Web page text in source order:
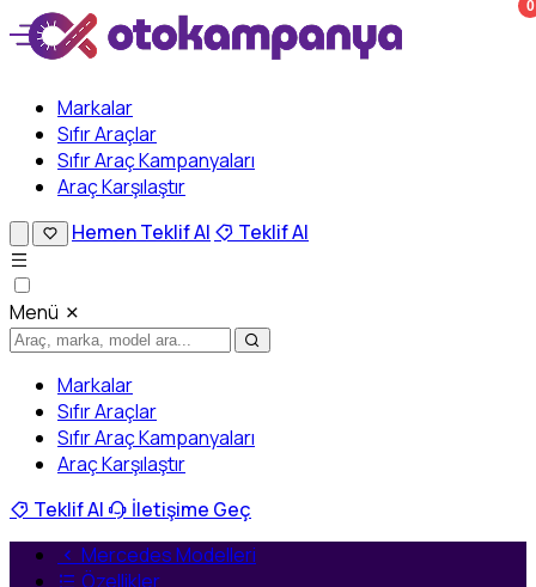
Markalar
Sıfır Araçlar
Sıfır Araç Kampanyaları
Araç Karşılaştır
0
Hemen Teklif Al Teklif Al
Menü
Markalar
Sıfır Araçlar
Sıfır Araç Kampanyaları
Araç Karşılaştır
Teklif Al
İletişime Geç
Mercedes Modelleri
Özellikler